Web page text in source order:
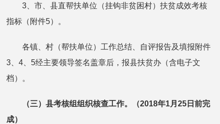
3、市、县直帮扶单位（挂钩非贫困村）扶贫成效考核
指标（附件5）。
各镇、村（帮扶单位）工作总结、自评报告及填报附件
3、4、5经主要领导签名盖章后，报县扶贫办（含电子文
档）。
（三）县考核组组织核查工作。（2018年1月25日前完
成）